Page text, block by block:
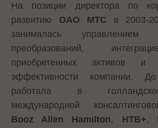
На позиции директора по
развитию ОАО МТС в 2003-
занималась управлением
преобразований,
приобретенных активов и
эффективности компании.
работала в
международной
Booz Allen Hamilton, НТВ+,